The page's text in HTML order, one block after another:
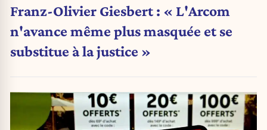
Franz-Olivier Giesbert : « L'Arcom
n'avance même plus masquée et se
substitue à la justice »